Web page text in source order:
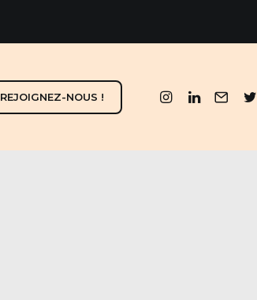
REJOIGNEZ-NOUS !